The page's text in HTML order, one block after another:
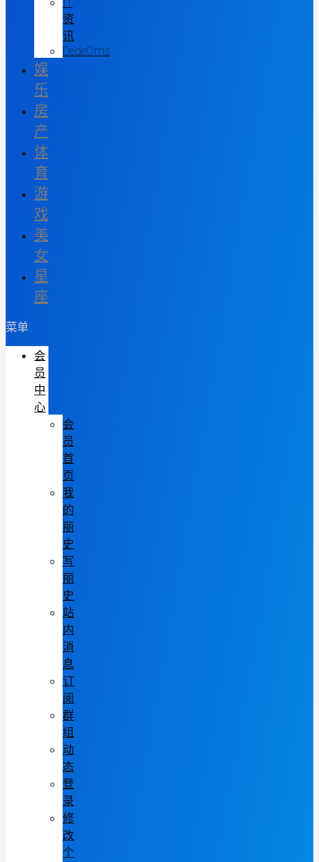
资
讯
DedeCms
娱
乐
房
产
体
育
游
戏
美
女
星
座
菜单
会
员
中
心
会
员
首
页
我
的
丽
史
写
丽
史
站
内
消
息
订
阅
群
组
动
态
登
录
修
改
个